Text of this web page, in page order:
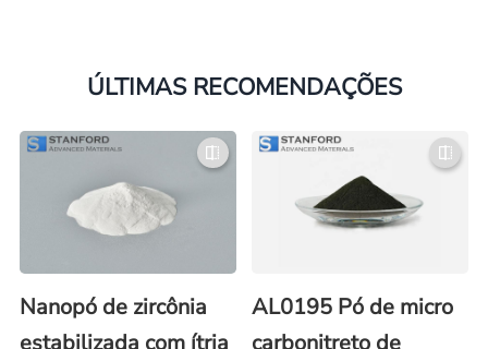
ÚLTIMAS RECOMENDAÇÕES
Nanopó de zircônia
AL0195 Pó de micro